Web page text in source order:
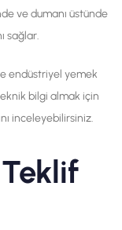
ve dumanı üstünde
sağlar.
endüstriyel yemek
bilgi almak için
inceleyebilirsiniz.